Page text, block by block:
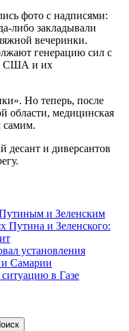
фото с надписями:
либо закладывали
вечеринки.
генерацию сил с
США и их
Но теперь, после
области, медицинская
самим.
десант и диверсантов
и Зеленским
Путина и Зеленского:
установления
и Самарии
в Газе